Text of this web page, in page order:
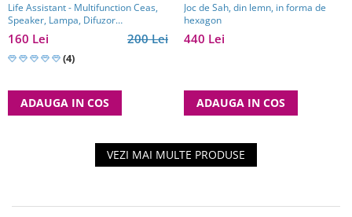
Life Assistant - Multifunction Ceas,
Speaker, Lampa, Difuzor
multifuncțional, încărcător wireless
200 Lei
160 Lei
(4)
ADAUGA IN COS
Joc de Sah, din lemn, in forma de
hexagon
440 Lei
ADAUGA IN COS
VEZI MAI MULTE PRODUSE